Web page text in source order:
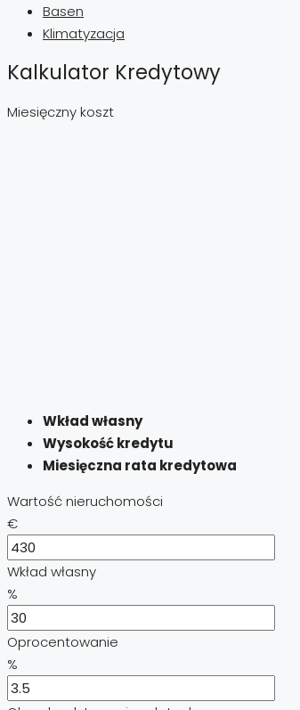
Basen
Klimatyzacja
Kalkulator Kredytowy
Miesięczny koszt
Wkład własny
Wysokość kredytu
Miesięczna rata kredytowa
Wartość nieruchomości
€
Wkład własny
%
Oprocentowanie
%